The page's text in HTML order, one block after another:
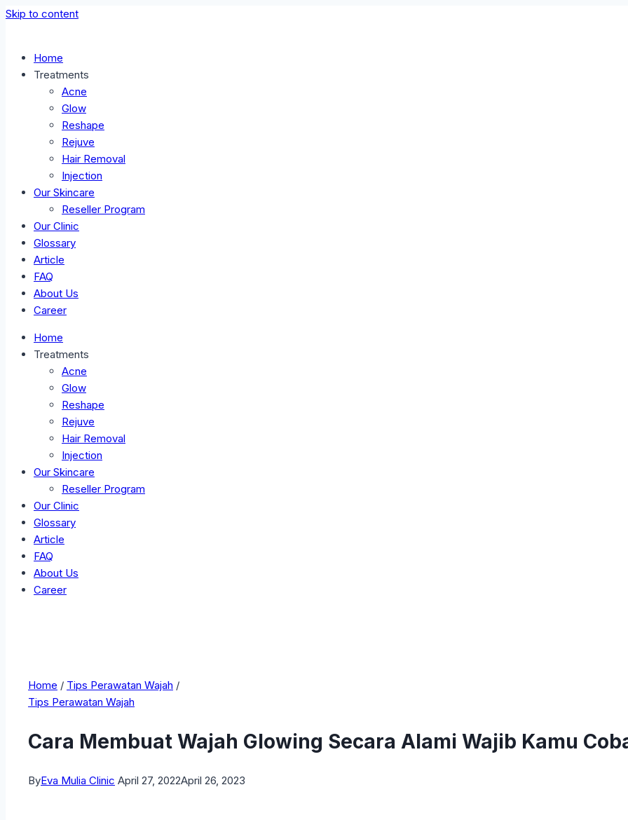
Skip to content
Home
Treatments
Acne
Glow
Reshape
Rejuve
Hair Removal
Injection
Our Skincare
Reseller Program
Our Clinic
Glossary
Article
FAQ
About Us
Career
Home
Treatments
Acne
Glow
Reshape
Rejuve
Hair Removal
Injection
Our Skincare
Reseller Program
Our Clinic
Glossary
Article
FAQ
About Us
Career
Home / Tips Perawatan Wajah /
Tips Perawatan Wajah
Cara Membuat Wajah Glowing Secara Alami Wajib Kamu
ByEva Mulia Clinic April 27, 2022April 26, 2023